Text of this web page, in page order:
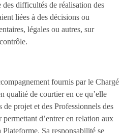
des difficultés de réalisation des
liées à des décisions ou
légales ou autres, sur
fournis par le Chargé
qualité de courtier en ce qu’elle
projet et des Professionnels des
d’entrer en relation aux
Sa responsabilité se